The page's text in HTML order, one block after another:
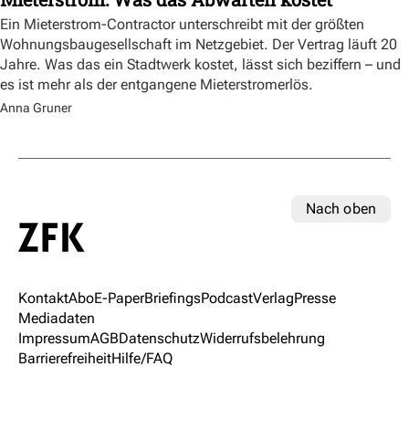
Ein Mieterstrom-Contractor unterschreibt mit der größten
Wohnungsbaugesellschaft im Netzgebiet. Der Vertrag läuft 20
Jahre. Was das ein Stadtwerk kostet, lässt sich beziffern – und
es ist mehr als der entgangene Mieterstromerlös.
Anna Gruner
Nach oben
KontaktAboE-PaperBriefingsPodcastVerlagPresse
Mediadaten
ImpressumAGBDatenschutzWiderrufsbelehrung
BarrierefreiheitHilfe/FAQ